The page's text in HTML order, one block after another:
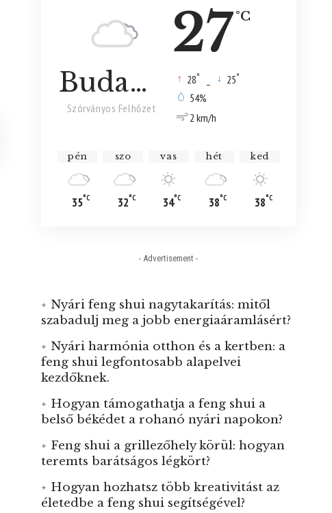
27 °C
Budapest
Szórványos Felhőzet
28° 25°
54%
2 km/h
pén
35°C
szo
32°C
vas
34°C
hét
38°C
ked
38°C
- Advertisement -
Nyári feng shui nagytakarítás: mitől
szabadulj meg a jobb energiaáramlásért?
Nyári harmónia otthon és a kertben: a
feng shui legfontosabb alapelvei
kezdőknek.
Hogyan támogathatja a feng shui a
belső békédet a rohanó nyári napokon?
Feng shui a grillezőhely körül: hogyan
teremts barátságos légkört?
Hogyan hozhatsz több kreativitást az
életedbe a feng shui segítségével?